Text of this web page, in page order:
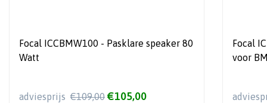
Focal ICCBMW100 - Pasklare speaker 80
Watt
adviesprijs €109,00 €105,00
Focal
voor